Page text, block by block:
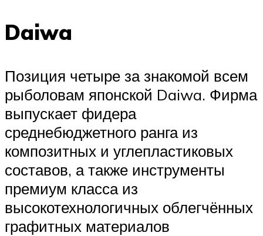
Daiwa
Позиция четыре за знакомой всем
рыболовам японской Daiwa. Фирма
выпускает фидера
среднебюджетного ранга из
композитных и углепластиковых
составов, а также инструменты
премиум класса из
высокотехнологичных облегчённых
графитных материалов